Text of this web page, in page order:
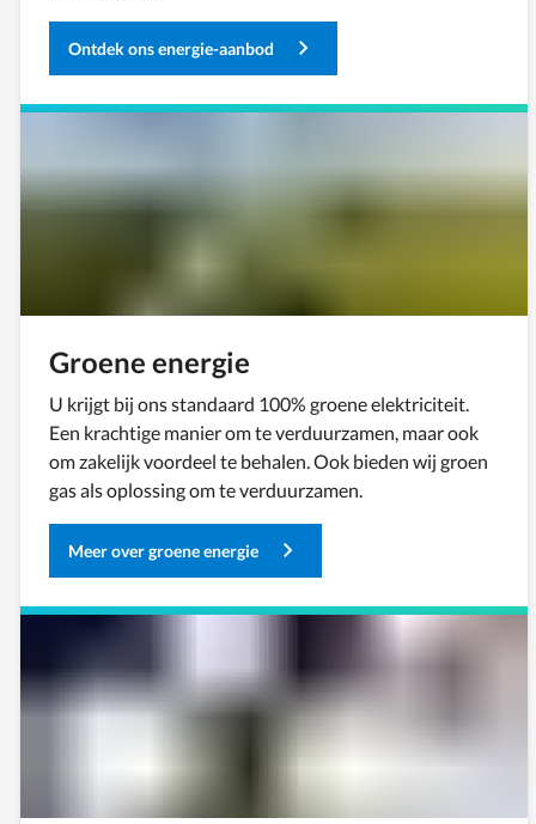
Ontdek ons energie-aanbod
Groene energie
U krijgt bij ons standaard 100% groene elektriciteit.
Een krachtige manier om te verduurzamen, maar ook
om zakelijk voordeel te behalen. Ook bieden wij groen
gas als oplossing om te verduurzamen.
Meer over groene energie